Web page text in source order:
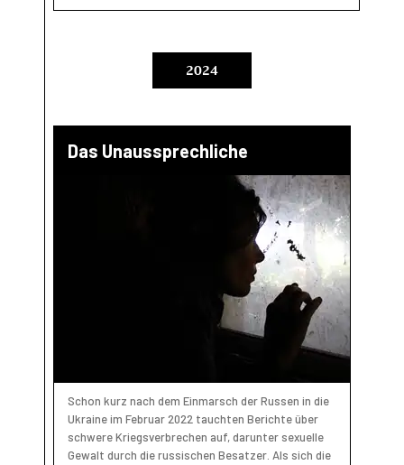
2024
Das Unaussprechliche
Schon kurz nach dem Einmarsch der Russen in die
Ukraine im Februar 2022 tauchten Berichte über
schwere Kriegsverbrechen auf, darunter sexuelle
Gewalt durch die russischen Besatzer. Als sich die